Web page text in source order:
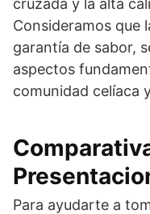
Consideramos que
garantía de sabor,
aspectos
comunidad celíaca
Para ayudarte a